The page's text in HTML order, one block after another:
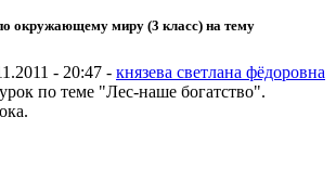
окружающему миру (3 класс) на тему
- 20:47 - князева светлана фёдоровна
по теме "Лес-наше богатство".